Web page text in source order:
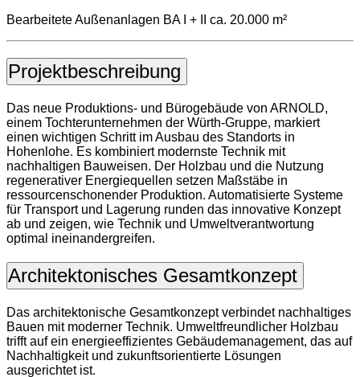
Bearbeitete Außenanlagen BA I + II ca. 20.000 m²
Projektbeschreibung
Das neue Produktions- und Bürogebäude von ARNOLD,
einem Tochterunternehmen der Würth-Gruppe, markiert
einen wichtigen Schritt im Ausbau des Standorts in
Hohenlohe. Es kombiniert modernste Technik mit
nachhaltigen Bauweisen. Der Holzbau und die Nutzung
regenerativer Energiequellen setzen Maßstäbe in
ressourcenschonender Produktion. Automatisierte Systeme
für Transport und Lagerung runden das innovative Konzept
ab und zeigen, wie Technik und Umweltverantwortung
optimal ineinandergreifen.
Architektonisches Gesamtkonzept
Das architektonische Gesamtkonzept verbindet nachhaltiges
Bauen mit moderner Technik. Umweltfreundlicher Holzbau
trifft auf ein energieeffizientes Gebäudemanagement, das auf
Nachhaltigkeit und zukunftsorientierte Lösungen
ausgerichtet ist.